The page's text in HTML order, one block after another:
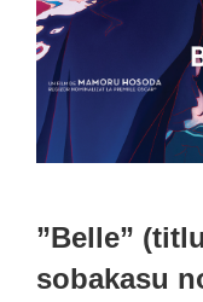
”Belle”
sobakasu